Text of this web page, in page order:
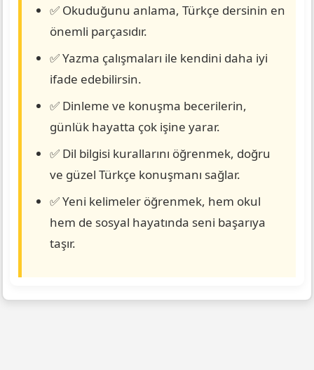
✅ Okuduğunu anlama, Türkçe dersinin en
önemli parçasıdır.
✅ Yazma çalışmaları ile kendini daha iyi
ifade edebilirsin.
✅ Dinleme ve konuşma becerilerin,
günlük hayatta çok işine yarar.
✅ Dil bilgisi kurallarını öğrenmek, doğru
ve güzel Türkçe konuşmanı sağlar.
✅ Yeni kelimeler öğrenmek, hem okul
hem de sosyal hayatında seni başarıya
taşır.